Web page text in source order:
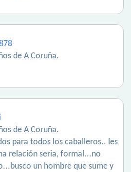
de A Coruña.
de A Coruña.
para todos los caballeros.. les
relación seria, formal...no
un hombre que sume y